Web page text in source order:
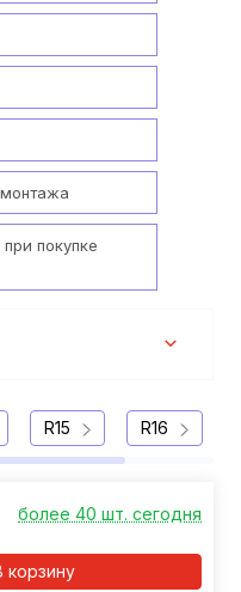
покупке
R15 R16
более 40 шт. сегодня
корзину